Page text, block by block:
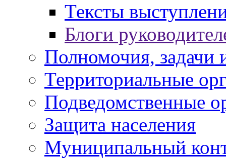
Тексты
Блоги
Полномочия, задачи
Территориальные
Подведомственные
Защита населения
Муниципальный